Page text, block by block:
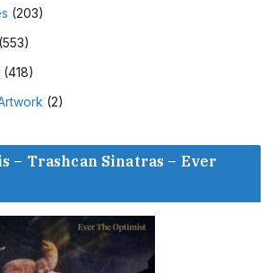
(203)
(553)
(418)
(2)
– Trashcan Sinatras – Ever